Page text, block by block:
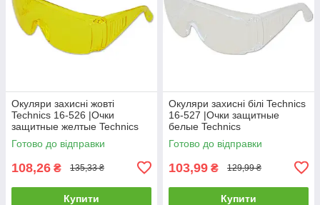
Окуляри захисні жовті
Technics 16-526 |Очки
защитные желтые Technics
Готово до відправки
108,26 ₴ 135,33 ₴
Купити
Окуляри захисні білі Technics
16-527 |Очки защитные
белые Technics
Готово до відправки
103,99 ₴ 129,99 ₴
Купити